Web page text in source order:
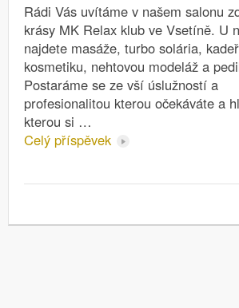
Rádi Vás uvítáme v našem salonu
krásy MK Relax klub ve Vsetíně. U
najdete masáže, turbo solária,
kosmetiku, nehtovou modeláž a
Postaráme se ze vší úslužností a
profesionalitou kterou očekáváte a
kterou si …
Celý příspěvek